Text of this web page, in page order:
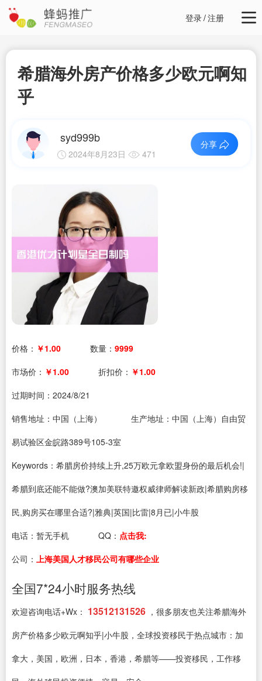
登录/注册
希腊海外房产价格多少欧元啊知
乎
syd999b
2024年8月23日 471
分享
价格： ￥1.00 数量： 9999
市场价： ￥1.00 折扣价： ￥1.00
过期时间： 2024/8/21
销售地址：中国（上海）
生产地址：中国（上海）自由贸
易试验区金皖路389号105-3室
Keywords：希腊房价持续上升,25万欧元拿欧盟身份的最后机会!|
希腊到底还能不能做?澳加美联特邀权威律师解读新政|希腊购房移
民,购房买在哪里合适?|雅典|英国|比雷|8月已|小牛股
电话： 暂无手机 QQ： 点击我:
公司： 上海美国人才移民公司有哪些企业
全国7*24小时服务热线
欢迎咨询电话+Wx： 13512131526 ，很多朋友也关注希腊海外
房产价格多少欧元啊知乎|小牛股，全球投资移民于热点城市：加
拿大，美国，欧洲，日本，香港，希腊等——投资移民，工作移